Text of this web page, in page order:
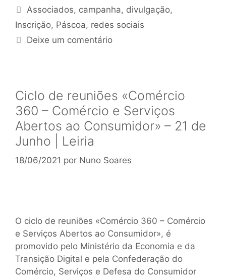
Associados, campanha, divulgação,
Inscrição, Páscoa, redes sociais
Deixe um comentário
Ciclo de reuniões «Comércio
360 – Comércio e Serviços
Abertos ao Consumidor» – 21 de
Junho | Leiria
18/06/2021 por Nuno Soares
O ciclo de reuniões «Comércio 360 – Comércio
e Serviços Abertos ao Consumidor», é
promovido pelo Ministério da Economia e da
Transição Digital e pela Confederação do
Comércio, Serviços e Defesa do Consumidor